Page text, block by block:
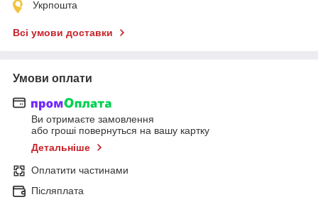
Укрпошта
Всі умови доставки
Умови оплати
Ви отримаєте замовлення
або гроші повернуться на вашу картку
Детальніше
Оплатити частинами
Післяплата